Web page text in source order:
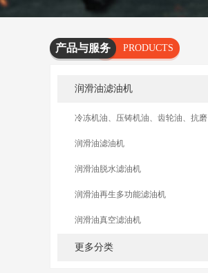
产品与服务
PRODUCTS
SERVICES
润滑油滤油机
冷冻机油、压铸机油、齿轮油、抗磨
油滤油机润滑油滤油机
润滑油脱水滤油机
润滑油再生多功能滤油机
润滑油真空滤油机
更多分类